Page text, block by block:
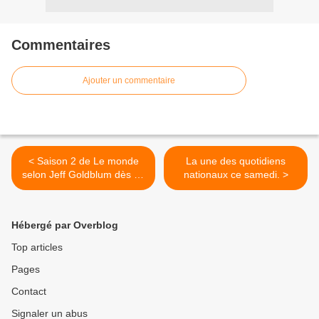
Commentaires
Ajouter un commentaire
< Saison 2 de Le monde
selon Jeff Goldblum dès ce
12 novembre (Bande-
La une des quotidiens
nationaux ce samedi. >
Hébergé par Overblog
Top articles
Pages
Contact
Signaler un abus